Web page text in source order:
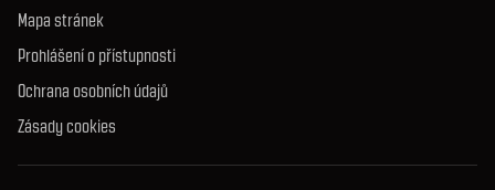
Mapa stránek
Prohlášení o přístupnosti
Ochrana osobních údajů
Zásady cookies